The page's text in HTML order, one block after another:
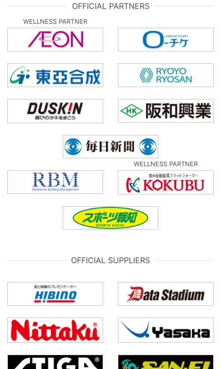
OFFICIAL PARTNERS
WELLNESS PARTNER
WELLNESS PARTNER
OFFICIAL SUPPLIERS